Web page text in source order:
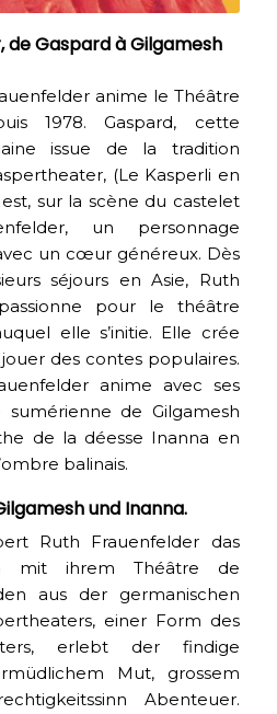
de Gaspard à Gilgamesh
anime le Théâtre
1978. Gaspard, cette
issue de la tradition
(Le Kasperli en
sur la scène du castelet
un personnage
un cœur généreux. Dès
séjours en Asie, Ruth
pour le théâtre
elle s’initie. Elle crée
des contes populaires.
anime avec ses
sumérienne de Gilgamesh
de la déesse Inanna en
balinais.
und Inanna.
Ruth Frauenfelder das
mit ihrem Théâtre de
aus der germanischen
einer Form des
erlebt der findige
Mut, grossem
Abenteuer.